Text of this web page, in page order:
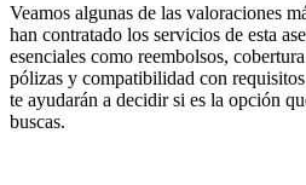
Veamos algunas de las valoraciones
han contratado los servicios de esta
esenciales como reembolsos,
pólizas y compatibilidad con
te ayudarán a decidir si es la opción
buscas.